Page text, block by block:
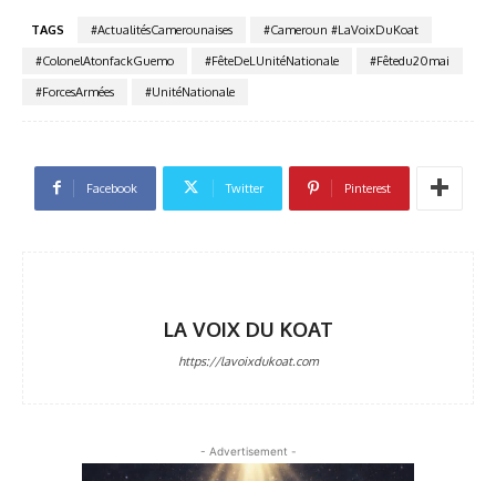
TAGS #ActualitésCamerounaises
#Cameroun #LaVoixDuKoat
#ColonelAtonfackGuemo
#FêteDeLUnitéNationale
#Fêtedu20mai
#ForcesArmées
#UnitéNationale
Facebook Twitter Pinterest
LA VOIX DU KOAT
https://lavoixdukoat.com
- Advertisement -